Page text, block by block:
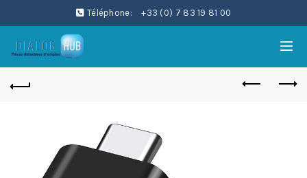
Téléphone: +33 (0) 7 83 19 81 00